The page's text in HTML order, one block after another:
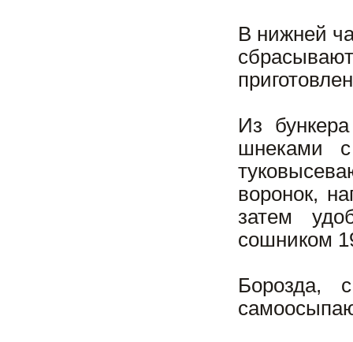
В нижней
Из
шнеками
воронок,
затем
сошником
Борозда,